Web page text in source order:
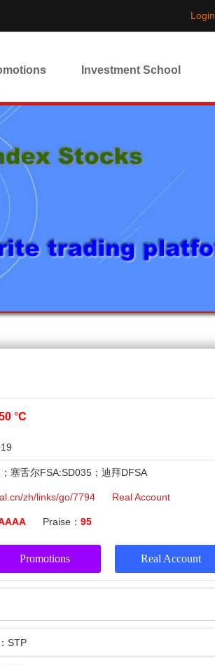
Login
Investment School
℃
塞舌尔FSA:SD035；迪拜DFSA
zh/links/go/7794 Real Account
Praise： 95
Promotions Real Account
STP